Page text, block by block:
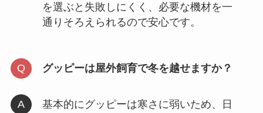
を選ぶと失敗しにくく、必要な機材を一
通りそろえられるので安心です。
グッピーは屋外飼育で冬を越せますか？
基本的にグッピーは寒さに弱いため、日